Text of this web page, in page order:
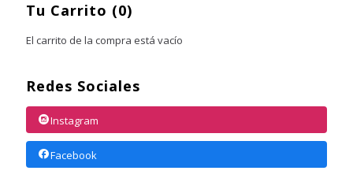
Tu Carrito (0)
El carrito de la compra está vacío
Redes Sociales
Instagram
Facebook